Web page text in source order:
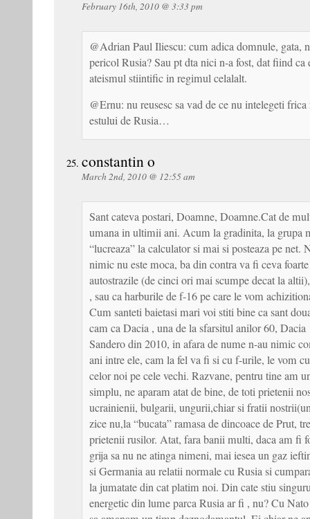
February 16th, 2010 @ 3:33 pm
@Adrian Paul Iliescu: cum adica domnule, gata,
pericol Rusia? Sau pt dta nici n-a fost, dat fiind ca
ateismul stiintific in regimul celalalt.
@Ernu: nu reusesc sa vad de ce nu intelegeti
estului de Rusia…
constantin o
March 2nd, 2010 @ 12:55 am
Sant cateva postari, Doamne, Doamne.Cat de
umana in ultimii ani. Acum la gradinita, la grupa
“lucreaza” la calculator si mai si posteaza pe net.
nimic nu este moca, ba din contra va fi ceva
autostrazile (de cinci ori mai scumpe decat la
, sau ca harburile de f-16 pe care le vom
Cum santeti baietasi mari voi stiti bine ca sant
cam ca Dacia , una de la sfarsitul anilor 60, Dacia
Sandero din 2010, in afara de nume n-au nimic
ani intre ele, cam la fel va fi si cu f-urile, le vom
celor noi pe cele vechi. Razvane, pentru tine am
simplu, ne aparam atat de bine, de toti prietenii
ucrainienii, bulgarii, ungurii,chiar si fratii
zice nu,la “bucata” ramasa de dincoace de Prut,
prietenii rusilor. Atat, fara banii multi, daca am fi
grija sa nu ne atinga nimeni, mai iesea un gaz
si Germania au relatii normale cu Rusia si
la jumatate din cat platim noi. Din cate stiu
energetic din lume parca Rusia ar fi , nu? Cu